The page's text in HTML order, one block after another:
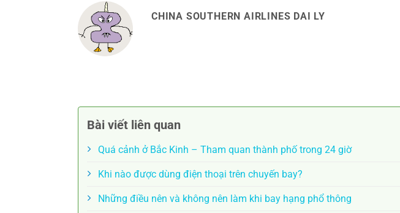
CHINA SOUTHERN AIRLINES DAI LY
Bài viết liên quan
Quá cảnh ở Bắc Kinh – Tham quan thành phố trong 24 giờ
Khi nào được dùng điện thoại trên chuyến bay?
Những điều nên và không nên làm khi bay hạng phổ thông